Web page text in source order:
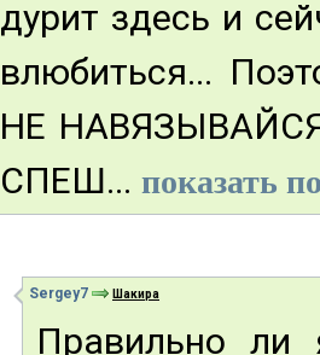
дурит здесь и
влюбиться...
НЕ
СПЕШ... показать
Sergey7 Шакира
Правильно ли